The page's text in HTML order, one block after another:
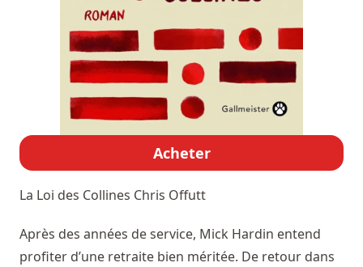
Acheter
La Loi des Collines Chris Offutt
Après des années de service, Mick Hardin entend
profiter d’une retraite bien méritée. De retour dans